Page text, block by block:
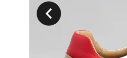
Précedent